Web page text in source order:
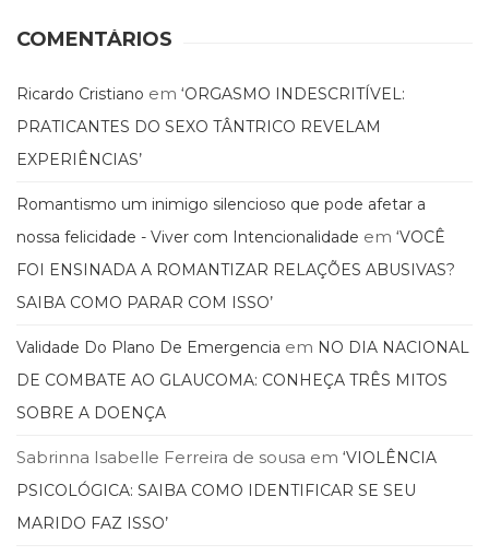
e
Empresarial
(31)
Espiritualidade,
(63)
Saúde
(132)
categoria
Televisão
(22)
Temas
(30)
Terapia
Ocupacional
(21)
COMENTÁRIOS
Ricardo Cristiano em ‘ORGASMO INDESCRITÍVEL:
PRATICANTES DO SEXO TÂNTRICO REVELAM
EXPERIÊNCIAS’
Romantismo um inimigo silencioso que pode afetar a
nossa felicidade - Viver com Intencionalidade em ‘VOCÊ
FOI ENSINADA A ROMANTIZAR RELAÇÕES ABUSIVAS?
SAIBA COMO PARAR COM ISSO’
Validade Do Plano De Emergencia em NO DIA NACIONAL
DE COMBATE AO GLAUCOMA: CONHEÇA TRÊS MITOS
SOBRE A DOENÇA
Sabrinna Isabelle Ferreira de sousa em ‘VIOLÊNCIA
PSICOLÓGICA: SAIBA COMO IDENTIFICAR SE SEU
MARIDO FAZ ISSO’